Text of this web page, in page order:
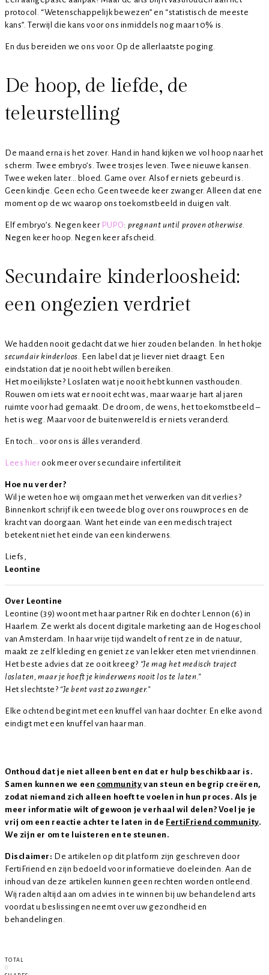
protocol. “Wetenschappelijk bewezen” en “statistisch de meeste
kans”. Terwijl die kans voor ons inmiddels nog maar 10% is.
En dus bereiden we ons voor. Op de allerlaatste poging.
De hoop, de liefde, de
teleurstelling
De maand erna is het zover. Hand in hand kijken we vol hoop naar het
scherm. Twee embryo’s. Twee trosjes leven. Twee nieuwe kansen.
Twee weken later… bloed. Game over. Alsof er niets gebeurd is.
Geen kindje. Geen echo. Geen tweede keer zwanger. Alleen dat ene
moment op de wc waarop ons toekomstbeeld in duigen valt.
Elf embryo’s. Negen keer PUPO: pregnant until proven otherwise.
Negen keer hoop. Negen keer afscheid.
Secundaire kinderloosheid:
een ongezien verdriet
We hadden nooit gedacht dat we hier zouden belanden. In het hokje
secundair kinderloos. Een label dat je liever niet draagt. Een
eindstation dat je nooit hebt willen bereiken.
Het moeilijkste? Loslaten wat je nooit hebt kunnen vasthouden.
Rouwen om iets wat er nooit echt was, maar waar je hart al jaren
ruimte voor had gemaakt. De droom, de wens, het toekomstbeeld –
het is weg. Maar voor de buitenwereld is er niets veranderd.
En toch… voor ons is álles veranderd.
Lees hierook meer over secundaire infertiliteit
Hoe nu verder?
Wil je weten hoe wij omgaan met het verwerken van dit verlies?
Binnenkort schrijf ik een tweede blog over ons rouwproces en de
kracht van doorgaan. Want het einde van een medisch traject
betekent niet het einde van een kinderwens.
Liefs,
Leontine
Over Leontine
Leontine (39) woont met haar partner Rik en dochter Lennon (6) in
Haarlem. Ze werkt als docent digitale marketing aan de Hogeschool
van Amsterdam. In haar vrije tijd wandelt of rent ze in de natuur,
maakt ze zelf kleding en geniet ze van lekker eten met vriendinnen.
Het beste advies dat ze ooit kreeg? “Je mag het medisch traject
loslaten, maar je hoeft je kinderwens nooit los te laten.”
Het slechtste? “Je bent vast zo zwanger.”
Elke ochtend begint met een knuffel van haar dochter. En elke avond
eindigt met een knuffel van haar man.
Onthoud dat je niet alleen bent en dat er hulp beschikbaar is.
Samen kunnen we een community van steun en begrip creëren,
zodat niemand zich alleen hoeft te voelen in hun proces. Als je
meer informatie wilt of gewoon je verhaal wil delen? Voel je je
vrij om een reactie achter te laten in de FertiFriend community.
We zijn er om te luisteren en te steunen.
Disclaimer: De artikelen op dit platform zijn geschreven door
FertiFriend en zijn bedoeld voor informatieve doeleinden. Aan de
inhoud van deze artikelen kunnen geen rechten worden ontleend.
Wij raden altijd aan om advies in te winnen bij uw behandelend arts
voordat u beslissingen neemt over uw gezondheid en
behandelingen.
TOTAL
0